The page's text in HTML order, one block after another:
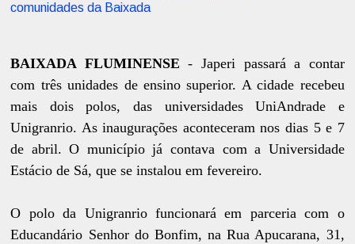
comunidades da Baixada
BAIXADA FLUMINENSE - Japeri passará a contar
com três unidades de ensino superior. A cidade recebeu
mais dois polos, das universidades UniAndrade e
Unigranrio. As inaugurações aconteceram nos dias 5 e 7
de abril. O município já contava com a Universidade
Estácio de Sá, que se instalou em fevereiro.
O polo da Unigranrio funcionará em parceria com o
Educandário Senhor do Bonfim, na Rua Apucarana, 31,